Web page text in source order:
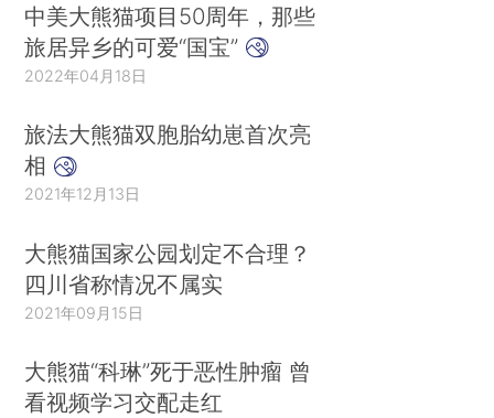
中美大熊猫项目50周年，那些
旅居异乡的可爱“国宝”
2022年04月18日
旅法大熊猫双胞胎幼崽首次亮
相
2021年12月13日
大熊猫国家公园划定不合理？
四川省称情况不属实
2021年09月15日
大熊猫“科琳”死于恶性肿瘤 曾
看视频学习交配走红